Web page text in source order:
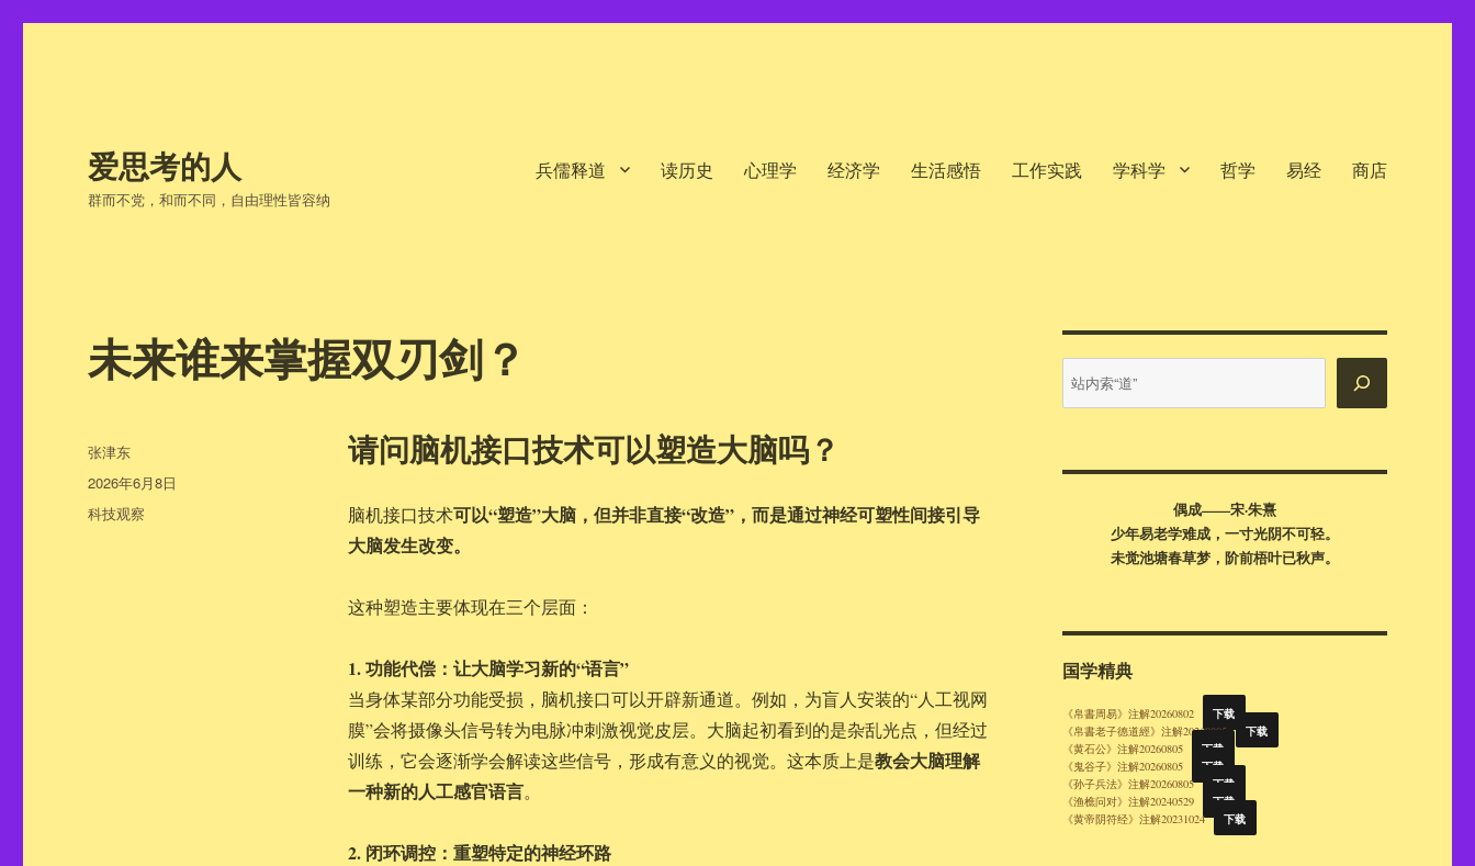
爱思考的人
群而不党，和而不同，自由理性皆容纳
兵儒释道 读历史 心理学 经济学 生活感悟 工作实践 学科学 哲学 易经 商店
未来谁来掌握双刃剑？
请问脑机接口技术可以塑造大脑吗？
脑机接口技术可以“塑造”大脑，但并非直接“改造”，而是通过神经可塑性间接引导
大脑发生改变。
这种塑造主要体现在三个层面：
1. 功能代偿：让大脑学习新的“语言”
当身体某部分功能受损，脑机接口可以开辟新通道。例如，为盲人安装的“人工视网
膜”会将摄像头信号转为电脉冲刺激视觉皮层。大脑起初看到的是杂乱光点，但经过
训练，它会逐渐学会解读这些信号，形成有意义的视觉。这本质上是教会大脑理解
一种新的人工感官语言。
2. 闭环调控：重塑特定的神经环路
作
者
张津东
发
布
于
2026年6月8日
分
科技观察
内
搜
偶成——宋·朱熹
少年易老学难成，一寸光阴不可轻。
未觉池塘春草梦，阶前梧叶已秋声。
国学精典
《帛書周易》注解20260802 下载
《帛書老子德道經》注解20260805 下载
《黄石公》注解20260805 下载
《鬼谷子》注解20260805 下载
《孙子兵法》注解20260805 下载
《渔樵问对》注解20240529 下载
《黄帝阴符经》注解20231024 下载